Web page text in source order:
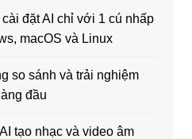
đặt AI chỉ với 1 cú nhấp
macOS và Linux
so sánh và trải nghiệm
đầu
tạo nhạc và video âm